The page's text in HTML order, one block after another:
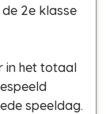
2e klasse
in het totaal
speeldag.